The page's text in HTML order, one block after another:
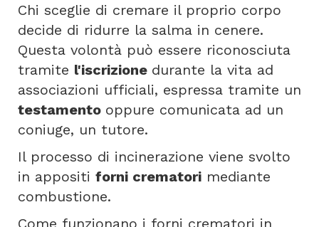
Chi sceglie di cremare il proprio corpo
decide di ridurre la salma in cenere.
Questa volontà può essere riconosciuta
tramite l'iscrizione durante la vita ad
associazioni ufficiali, espressa tramite un
testamento oppure comunicata ad un
coniuge, un tutore.
Il processo di incinerazione viene svolto
in appositi forni crematori mediante
combustione.
Come funzionano i forni crematori in